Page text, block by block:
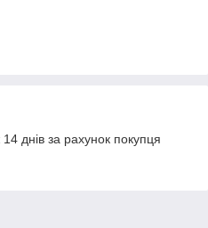
днів за рахунок покупця